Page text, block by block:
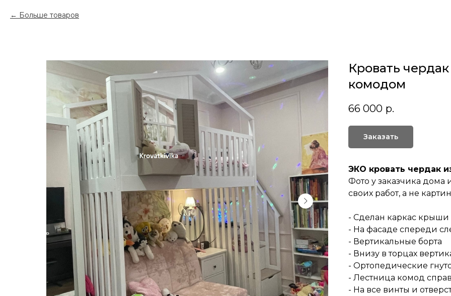
Больше товаров
Кровать
комодом
66 000 р.
Заказать
ЭКО кровать чердак
Фото у заказчика дома
своих работ, а не
- Сделан каркас крыши
- На фасаде спереди
- Вертикальные борта
- Внизу в торцах
- Ортопедические
- Лестница комод
- На все винты и